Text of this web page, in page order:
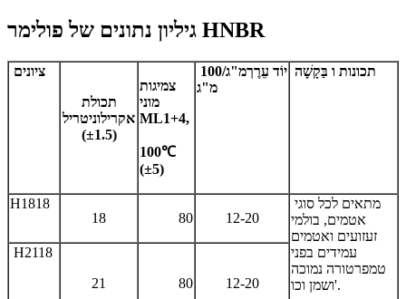
גיליון נתונים של פולימר HNBR
ציונים
תכולת
אקרילוניטריל
(±1.5)
צמיגות
מוני
ML1+4,
100℃
(±5)
יוֹד עֵרֶך
מ"ג/100
מ"ג
תכונות ו בַּקָשָׁה
H1818
18
80 12-20
מתאים לכל סוגי
אטמים, בולמי
זעזועים ואטמים
עמידים בפני
טמפרטורה נמוכה
ושמן וכו'.
H2118
21
80 12-20